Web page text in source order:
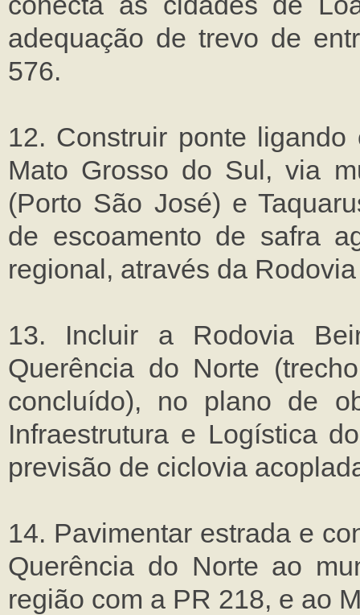
adequação de trevo de
576.
12. Construir ponte
Mato Grosso do Sul, via
(Porto São José) e
de escoamento de safra
regional, através da
13. Incluir a Rodovia
Querência do Norte
concluído), no plano de
Infraestrutura e Logística
previsão de ciclovia
14. Pavimentar estrada e
Querência do Norte ao
região com a PR 218, e ao